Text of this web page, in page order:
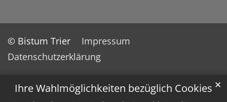
Ihre Wahlmöglichkeiten bezüglich Cookies ✕
© Bistum Trier
Impressum
Datenschutzerklärung